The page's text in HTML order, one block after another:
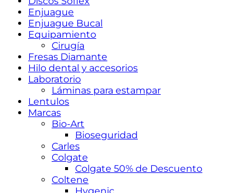
Enjuague
Enjuague Bucal
Equipamiento
Cirugía
Fresas Diamante
Hilo dental y accesorios
Laboratorio
Láminas para estampar
Lentulos
Marcas
Bio-Art
Bioseguridad
Carles
Colgate
Colgate 50% de Descuento
Coltene